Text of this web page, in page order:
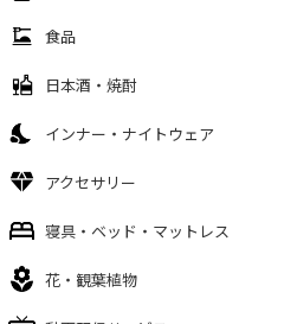
食品
日本酒・焼酎
インナー・ナイトウェア
アクセサリー
寝具・ベッド・マットレス
花・観葉植物